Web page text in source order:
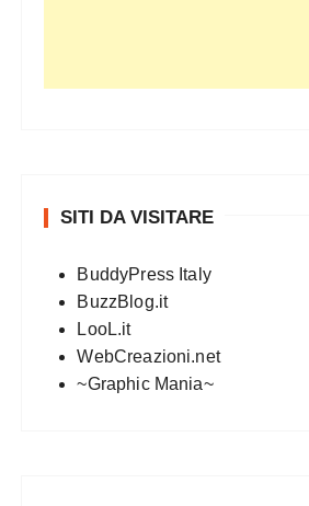
SITI DA VISITARE
BuddyPress Italy
BuzzBlog.it
LooL.it
WebCreazioni.net
~Graphic Mania~